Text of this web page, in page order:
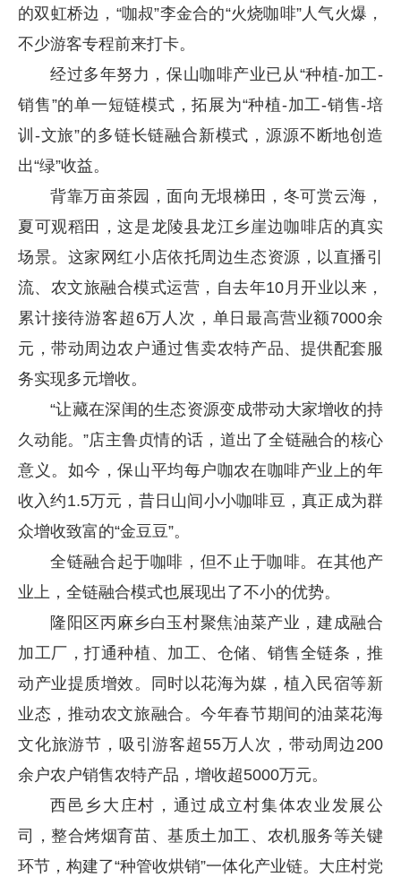
的双虹桥边，“咖叔”李金合的“火烧咖啡”人气火爆，
不少游客专程前来打卡。
经过多年努力，保山咖啡产业已从“种植-加工-
销售”的单一短链模式，拓展为“种植-加工-销售-培
训-文旅”的多链长链融合新模式，源源不断地创造
出“绿”收益。
背靠万亩茶园，面向无垠梯田，冬可赏云海，
夏可观稻田，这是龙陵县龙江乡崖边咖啡店的真实
场景。这家网红小店依托周边生态资源，以直播引
流、农文旅融合模式运营，自去年10月开业以来，
累计接待游客超6万人次，单日最高营业额7000余
元，带动周边农户通过售卖农特产品、提供配套服
务实现多元增收。
“让藏在深闺的生态资源变成带动大家增收的持
久动能。”店主鲁贞情的话，道出了全链融合的核心
意义。如今，保山平均每户咖农在咖啡产业上的年
收入约1.5万元，昔日山间小小咖啡豆，真正成为群
众增收致富的“金豆豆”。
全链融合起于咖啡，但不止于咖啡。在其他产
业上，全链融合模式也展现出了不小的优势。
隆阳区丙麻乡白玉村聚焦油菜产业，建成融合
加工厂，打通种植、加工、仓储、销售全链条，推
动产业提质增效。同时以花海为媒，植入民宿等新
业态，推动农文旅融合。今年春节期间的油菜花海
文化旅游节，吸引游客超55万人次，带动周边200
余户农户销售农特产品，增收超5000万元。
西邑乡大庄村，通过成立村集体农业发展公
司，整合烤烟育苗、基质土加工、农机服务等关键
环节，构建了“种管收烘销”一体化产业链。大庄村党